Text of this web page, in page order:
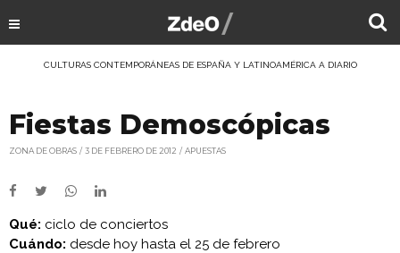
CULTURAS CONTEMPORÁNEAS DE ESPAÑA Y LATINOAMÉRICA A DIARIO
Fiestas Demoscópicas
ZONA DE OBRAS 3 DE FEBRERO DE 2012 APUESTAS
Qué: ciclo de conciertos
Cuándo: desde hoy hasta el 25 de febrero